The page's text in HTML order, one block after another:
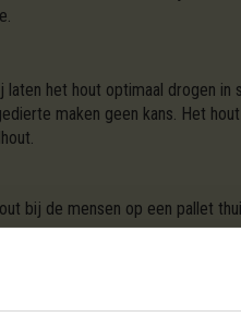
het hout optimaal drogen
maken geen kans. Het
bij de mensen op een pallet
kan op verschillende
uitdrukkelijk voor een
van de gekozen wijze af.